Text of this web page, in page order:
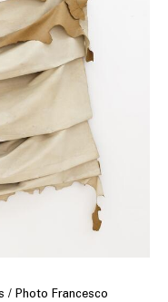
/ Photo Francesco